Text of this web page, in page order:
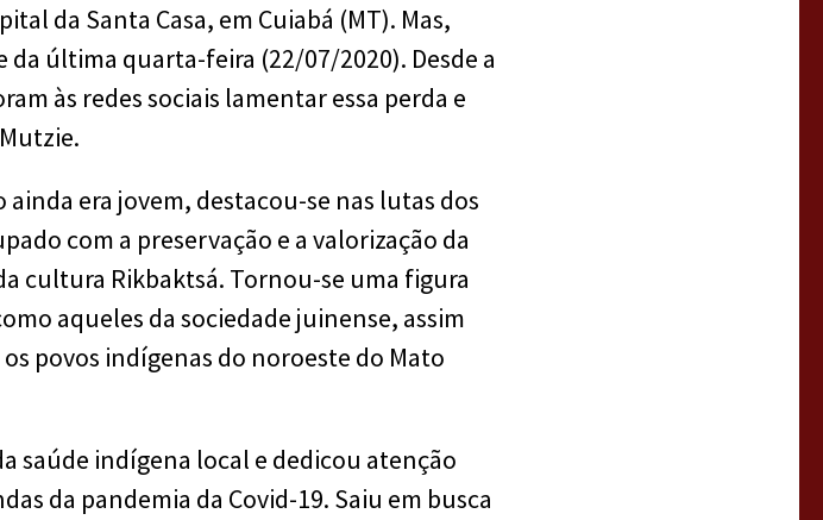
da Santa Casa, em Cuiabá (MT). Mas,
última quarta-feira (22/07/2020). Desde a
às redes sociais lamentar essa perda e
era jovem, destacou-se nas lutas dos
com a preservação e a valorização da
cultura Rikbaktsá. Tornou-se uma figura
aqueles da sociedade juinense, assim
povos indígenas do noroeste do Mato
saúde indígena local e dedicou atenção
da pandemia da Covid-19. Saiu em busca